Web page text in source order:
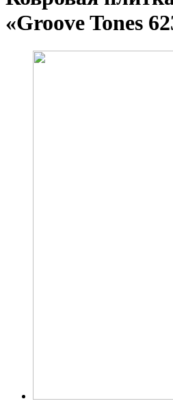
«Groove Tones